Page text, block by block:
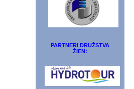
PARTNERI DRUŽSTVA
ŽIEN: